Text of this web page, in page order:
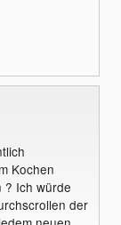
Kochen
? Ich würde
der